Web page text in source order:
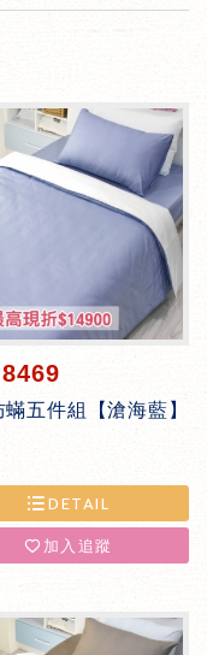
五件組【滄海藍】
DETAIL
加入追蹤